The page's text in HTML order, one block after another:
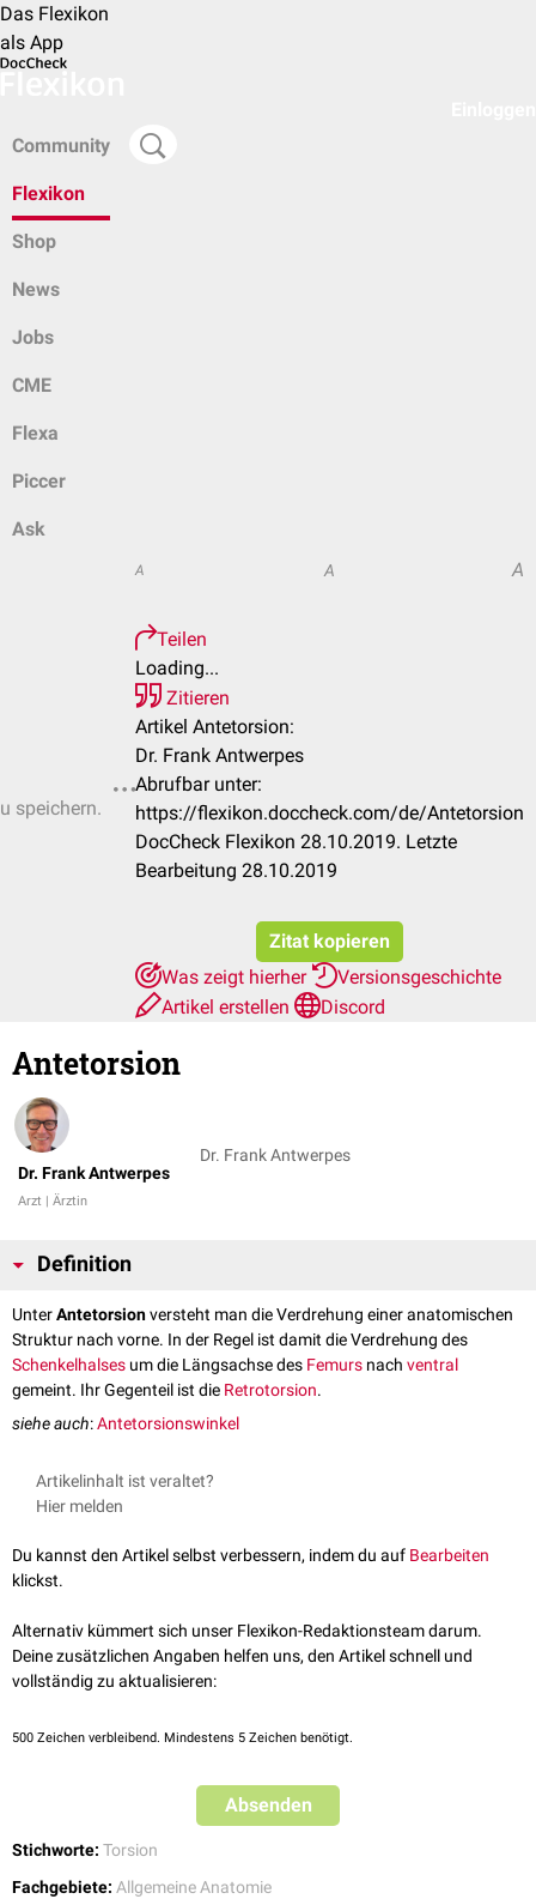
Das Flexikon
als App
Community
Flexikon
Shop
News
Jobs
CME
Flexa
Piccer
Ask
speichern.
A A A
Teilen
Loading...
Zitieren
Artikel Antetorsion:
Dr. Frank Antwerpes
Abrufbar unter:
https://flexikon.doccheck.com/de/Antetorsion
DocCheck Flexikon 28.10.2019. Letzte
Bearbeitung 28.10.2019
Zitat kopieren
Was zeigt hierher
Versionsgeschichte
Artikel erstellen
Discord
Antetorsion
Dr. Frank Antwerpes
Arzt | Ärztin
Dr. Frank Antwerpes
Definition
UnterAntetorsionversteht man die Verdrehung einer anatomischen
Struktur nach vorne. In der Regel ist damit die Verdrehung des
Schenkelhalses um die Längsachse des Femurs nach ventral
gemeint. Ihr Gegenteil ist die Retrotorsion.
siehe auch:Antetorsionswinkel
Artikelinhalt ist veraltet?
Hier melden
Du kannst den Artikel selbst verbessern, indem du auf Bearbeiten
klickst.
Alternativ kümmert sich unser Flexikon-Redaktionsteam darum.
Deine zusätzlichen Angaben helfen uns, den Artikel schnell und
vollständig zu aktualisieren:
500 Zeichen verbleibend. Mindestens 5 Zeichen benötigt.
Absenden
Stichworte: Torsion
Fachgebiete: Allgemeine Anatomie